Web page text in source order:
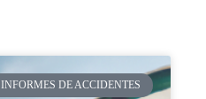
INFORMES DE ACCIDENTES